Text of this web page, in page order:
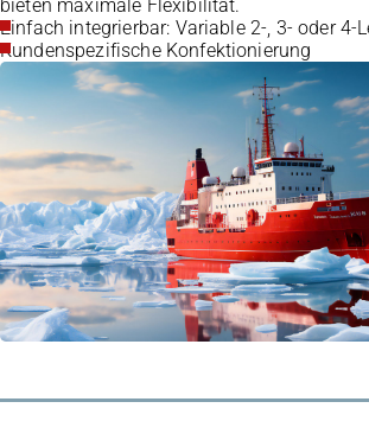
bieten maximale Flexibilität.
Einfach integrierbar: Variable 2-, 3- oder 4-
Kundenspezifische Konfektionierung